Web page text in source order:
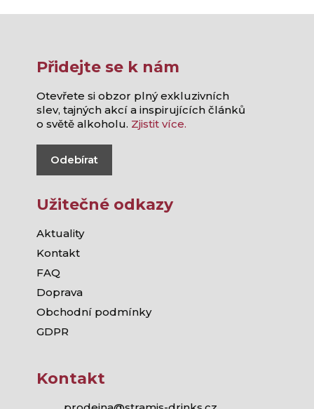
Přidejte se k nám
Otevřete si obzor plný exkluzivních
slev, tajných akcí a inspirujících článků
o světě alkoholu. Zjistit více.
Odebírat
Užitečné odkazy
Aktuality
Kontakt
FAQ
Doprava
Obchodní podmínky
GDPR
Kontakt